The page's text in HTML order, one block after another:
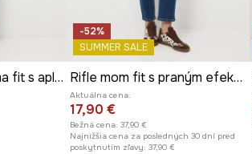
Bavlnené rifle mama fit s aplikáciou
-52%
SUMMER SALE
Rifle mom fit s praným efektom
Aktuálna cena:
17,90 €
Bežná cena: 37,90 €
Najnižšia cena za posledných 30 dní pred
poskytnutím zľavy: 37,90 €